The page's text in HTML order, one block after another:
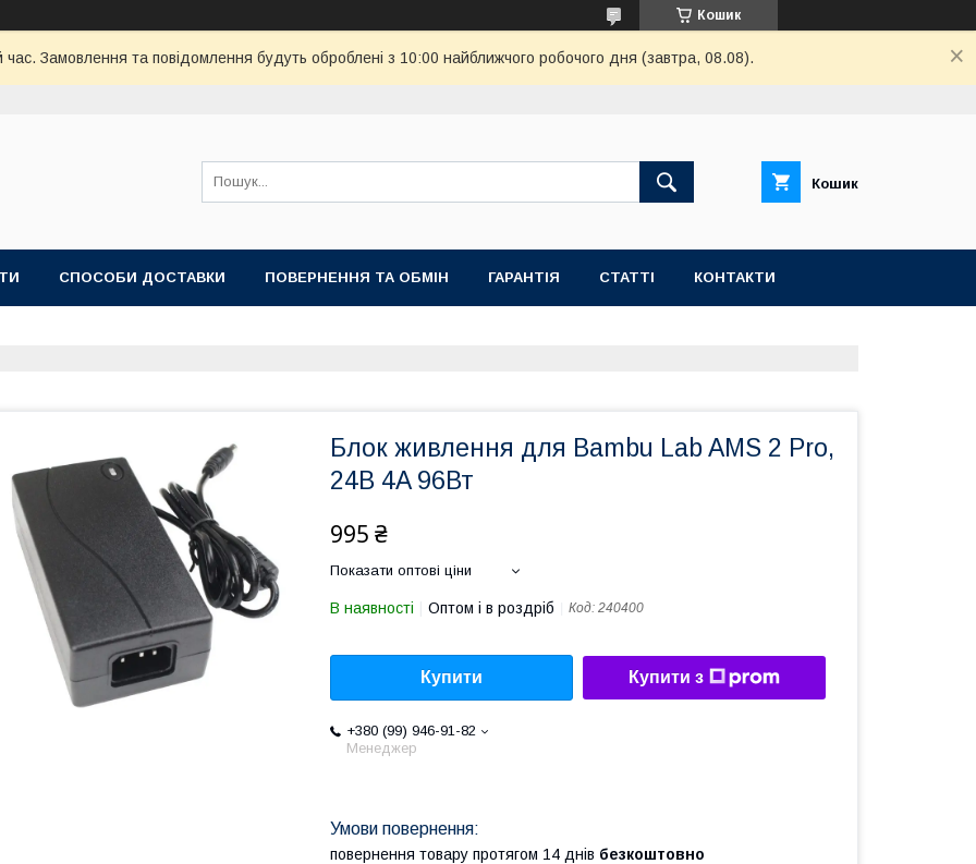
Кошик
час. Замовлення та повідомлення будуть оброблені з 10:00 найближчого робочого дня (завтра, 08.08).
Кошик
СПОСОБИ ДОСТАВКИ ПОВЕРНЕННЯ ТА ОБМІН ГАРАНТІЯ СТАТТІ КОНТАКТИ
Блок живлення для Bambu Lab AMS 2 Pro,
24В 4A 96Вт
995 ₴
Показати оптові ціни
В наявності Оптом і в роздріб Код: 240400
Купити Купити з
+380 (99) 946-91-82
Менеджер
повернення товару протягом 14 днів безкоштовно